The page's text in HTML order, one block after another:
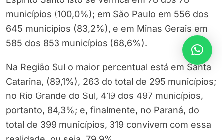
municípios (100,0%); em São Paulo em 556 dos
645 municípios (83,2%), e em Minas Gerais em
585 dos 853 municípios (68,6%).
Na Região Sul o maior percentual está em Santa
Catarina, (89,1%), 263 do total de 295 municípios;
no Rio Grande do Sul, 419 dos 497 municípios,
portanto, 84,3%; e, finalmente, no Paraná, do
total de 399 municípios, 319 convivem com essa